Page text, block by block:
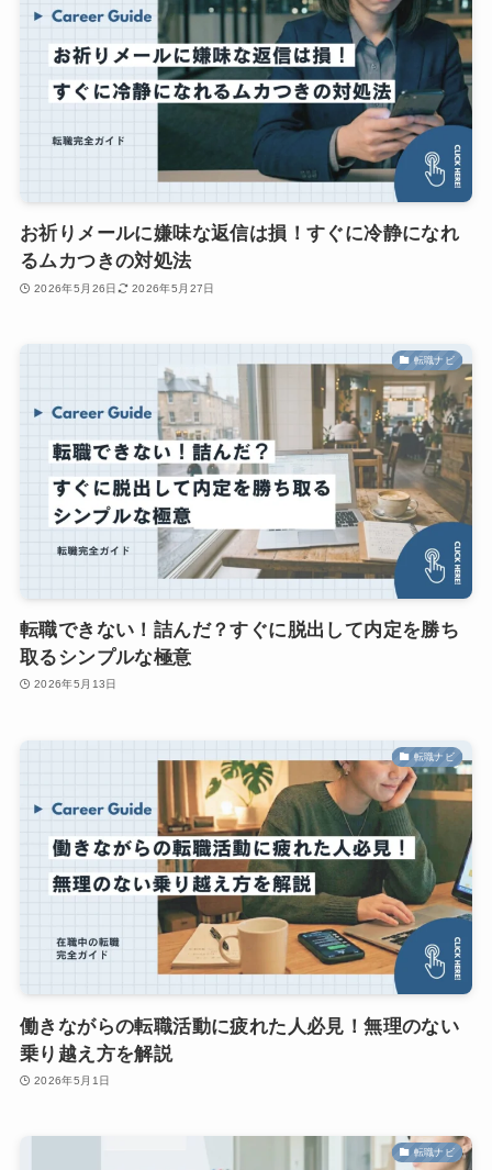
お祈りメールに嫌味な返信は損！すぐに冷静になれ
るムカつきの対処法
2026年5月26日 2026年5月27日
転職ナビ
転職できない！詰んだ？すぐに脱出して内定を勝ち
取るシンプルな極意
2026年5月13日
転職ナビ
働きながらの転職活動に疲れた人必見！無理のない
乗り越え方を解説
2026年5月1日
転職ナビ